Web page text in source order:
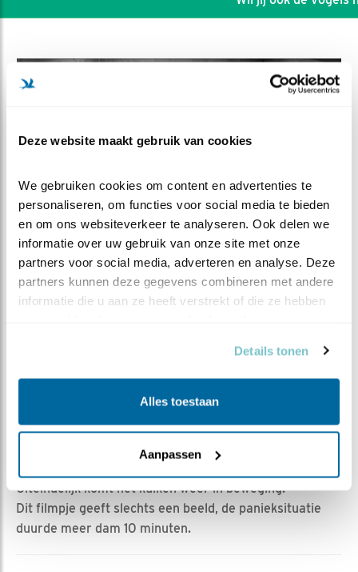
Deze website maakt gebruik van cookies
We gebruiken cookies om content en advertenties te
personaliseren, om functies voor social media te bieden
en om ons websiteverkeer te analyseren. Ook delen we
informatie over uw gebruik van onze site met onze
partners voor social media, adverteren en analyse. Deze
partners kunnen deze gegevens combineren met andere
informatie die u aan ze heeft verstrekt of die ze hebben
Details tonen
Alles toestaan
Aanpassen
DEEL DIT FILMPJE
Geert | Geplaatst op 3 mei 2024, 17:35 |
Vind ik leuk
|
Bewaar dit filmpje|
478x
Het loopt goed af! Een kuiken valt om na het krijgen van
een brok eten, dat verkeerd valt? Vrouw steenuil raakt
in lichte paniek en gaat het kuiken reanimeren door te
Uiteindelijk komt het kuiken weer in beweging.
Dit filmpje geeft slechts een beeld, de panieksituatie
duurde meer dam 10 minuten.